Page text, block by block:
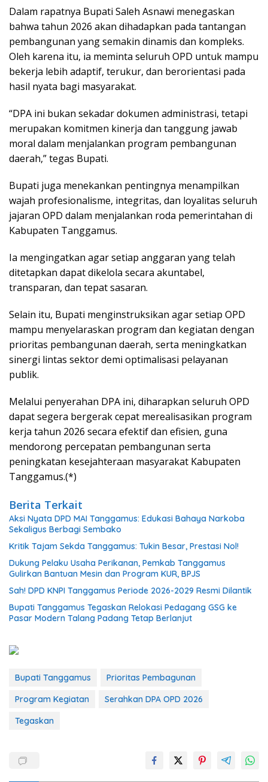
Dalam rapatnya Bupati Saleh Asnawi menegaskan
bahwa tahun 2026 akan dihadapkan pada tantangan
pembangunan yang semakin dinamis dan kompleks.
Oleh karena itu, ia meminta seluruh OPD untuk mampu
bekerja lebih adaptif, terukur, dan berorientasi pada
hasil nyata bagi masyarakat.
“DPA ini bukan sekadar dokumen administrasi, tetapi
merupakan komitmen kinerja dan tanggung jawab
moral dalam menjalankan program pembangunan
daerah,” tegas Bupati.
Bupati juga menekankan pentingnya menampilkan
wajah profesionalisme, integritas, dan loyalitas seluruh
jajaran OPD dalam menjalankan roda pemerintahan di
Kabupaten Tanggamus.
Ia mengingatkan agar setiap anggaran yang telah
ditetapkan dapat dikelola secara akuntabel,
transparan, dan tepat sasaran.
Selain itu, Bupati menginstruksikan agar setiap OPD
mampu menyelaraskan program dan kegiatan dengan
prioritas pembangunan daerah, serta meningkatkan
sinergi lintas sektor demi optimalisasi pelayanan
publik.
Melalui penyerahan DPA ini, diharapkan seluruh OPD
dapat segera bergerak cepat merealisasikan program
kerja tahun 2026 secara efektif dan efisien, guna
mendorong percepatan pembangunan serta
peningkatan kesejahteraan masyarakat Kabupaten
Tanggamus.(*)
Berita Terkait
Aksi Nyata DPD MAI Tanggamus: Edukasi Bahaya Narkoba
Sekaligus Berbagi Sembako
Kritik Tajam Sekda Tanggamus: Tukin Besar, Prestasi Nol!
Dukung Pelaku Usaha Perikanan, Pemkab Tanggamus
Gulirkan Bantuan Mesin dan Program KUR, BPJS
Sah! DPD KNPI Tanggamus Periode 2026-2029 Resmi Dilantik
Bupati Tanggamus Tegaskan Relokasi Pedagang GSG ke
Pasar Modern Talang Padang Tetap Berlanjut
Bupati Tanggamus
Prioritas Pembagunan
Program Kegiatan
Serahkan DPA OPD 2026
Tegaskan